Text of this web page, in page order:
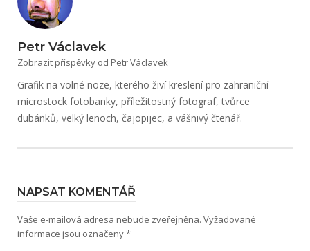
Petr Václavek
Zobrazit příspěvky od Petr Václavek
Grafik na volné noze, kterého živí kreslení pro zahraniční
microstock fotobanky, příležitostný fotograf, tvůrce
dubánků, velký lenoch, čajopijec, a vášnivý čtenář.
NAPSAT KOMENTÁŘ
Vaše e-mailová adresa nebude zveřejněna. Vyžadované
informace jsou označeny*